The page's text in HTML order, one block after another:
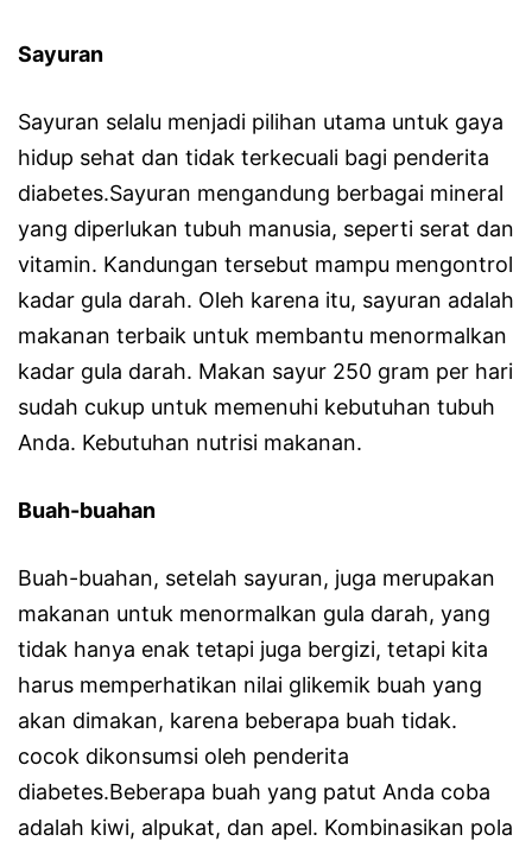
Sayuran
Sayuran selalu menjadi pilihan utama untuk gaya
hidup sehat dan tidak terkecuali bagi penderita
diabetes.Sayuran mengandung berbagai mineral
yang diperlukan tubuh manusia, seperti serat dan
vitamin. Kandungan tersebut mampu mengontrol
kadar gula darah. Oleh karena itu, sayuran adalah
makanan terbaik untuk membantu menormalkan
kadar gula darah. Makan sayur 250 gram per hari
sudah cukup untuk memenuhi kebutuhan tubuh
Anda. Kebutuhan nutrisi makanan.
Buah-buahan
Buah-buahan, setelah sayuran, juga merupakan
makanan untuk menormalkan gula darah, yang
tidak hanya enak tetapi juga bergizi, tetapi kita
harus memperhatikan nilai glikemik buah yang
akan dimakan, karena beberapa buah tidak.
cocok dikonsumsi oleh penderita
diabetes.Beberapa buah yang patut Anda coba
adalah kiwi, alpukat, dan apel. Kombinasikan pola